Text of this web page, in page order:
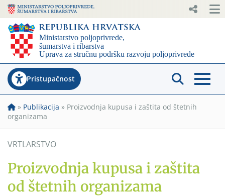
Pristupačnost
» Publikacija » Proizvodnja kupusa i zaštita od štetnih
organizama
VRTLARSTVO
Proizvodnja kupusa i zaštita
od štetnih organizama